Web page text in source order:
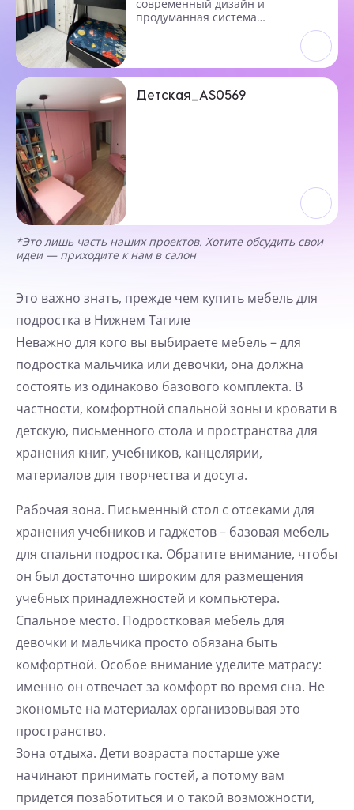
современный дизайн и
продуманная система
Детская_AS0569
*Это лишь часть наших проектов. Хотите обсудить свои
идеи — приходите к нам в салон
Это важно знать, прежде чем купить мебель для
подростка в Нижнем Тагиле
Неважно для кого вы выбираете мебель – для
подростка мальчика или девочки, она должна
состоять из одинаково базового комплекта. В
частности, комфортной спальной зоны и кровати в
детскую, письменного стола и пространства для
хранения книг, учебников, канцелярии,
материалов для творчества и досуга.
Рабочая зона. Письменный стол с отсеками для
хранения учебников и гаджетов – базовая мебель
для спальни подростка. Обратите внимание, чтобы
он был достаточно широким для размещения
учебных принадлежностей и компьютера.
Спальное место. Подростковая мебель для
девочки и мальчика просто обязана быть
комфортной. Особое внимание уделите матрасу:
именно он отвечает за комфорт во время сна. Не
экономьте на материалах организовывая это
пространство.
Зона отдыха. Дети возраста постарше уже
начинают принимать гостей, а потому вам
придется позаботиться и о такой возможности,